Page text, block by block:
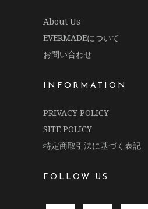
About Us
EVERMADEについて
お問い合わせ
INFORMATION
PRIVACY POLICY
SITE POLICY
特定商取引法に基づく表記
FOLLOW US